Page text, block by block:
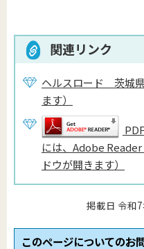
関連リンク
ヘルスロード 茨城
ます）
には、Adobe
ドウが開きます）
掲載日 令和
このページについてのお